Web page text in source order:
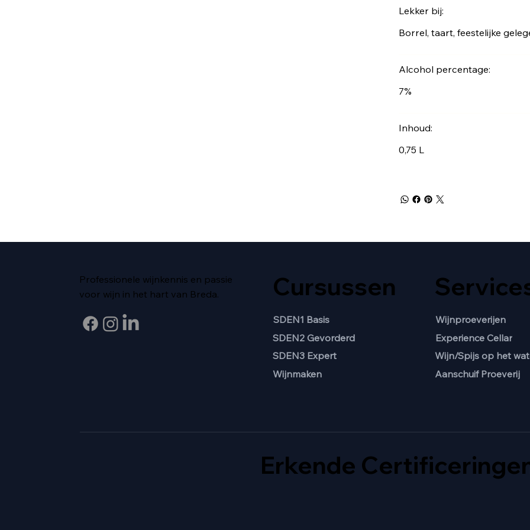
Lekker bij:
Borrel, taart, feestelijke
Alcohol percentage:
7%
Inhoud:
0,75 L
Professionele wijnkennis en passie
voor wijn in het hart van Breda.
Cursussen
SDEN1 Basis
SDEN2 Gevorderd
SDEN3 Expert
Wijnmaken
Wijnproeverijen
Experience Cellar
Wijn/Spijs op het
Aanschuif Proeverij
Erkende